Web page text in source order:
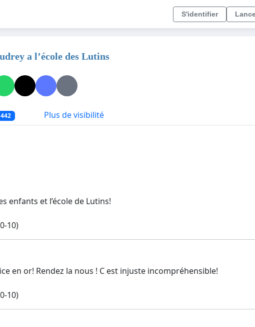
S'identifier
a l’école des Lutins
442 Plus de visibilité
enfants et l’école de Lutins!
10)
en or! Rendez la nous ! C est injuste incompréhensible!
10)